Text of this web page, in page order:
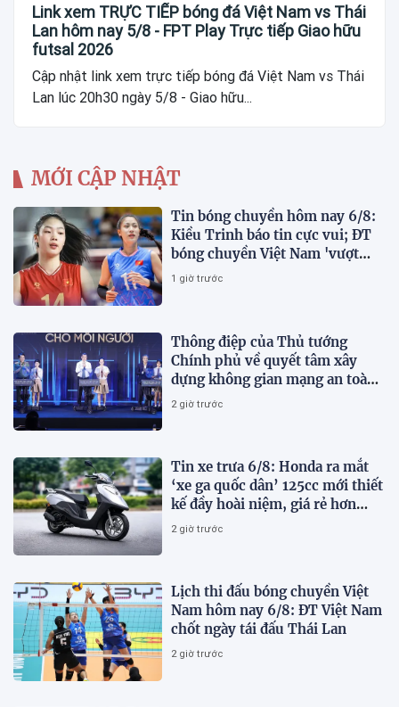
Link xem TRỰC TIẾP bóng đá Việt Nam vs Thái
Lan hôm nay 5/8 - FPT Play Trực tiếp Giao hữu
futsal 2026
Cập nhật link xem trực tiếp bóng đá Việt Nam vs Thái
Lan lúc 20h30 ngày 5/8 - Giao hữu...
MỚI CẬP NHẬT
Tin bóng chuyền hôm nay 6/8:
Kiều Trinh báo tin cực vui; ĐT
bóng chuyền Việt Nam 'vượt
mặt' Thái Lan
1 giờ trước
Thông điệp của Thủ tướng
Chính phủ về quyết tâm xây
dựng không gian mạng an toàn,
tin cậy và nhân văn
2 giờ trước
Tin xe trưa 6/8: Honda ra mắt
‘xe ga quốc dân’ 125cc mới thiết
kế đầy hoài niệm, giá rẻ hơn
Vision và SH Mode
2 giờ trước
Lịch thi đấu bóng chuyền Việt
Nam hôm nay 6/8: ĐT Việt Nam
chốt ngày tái đấu Thái Lan
2 giờ trước